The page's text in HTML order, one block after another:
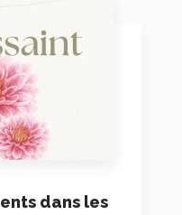
dans les